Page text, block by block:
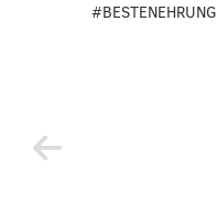
#BESTENEHRUNG